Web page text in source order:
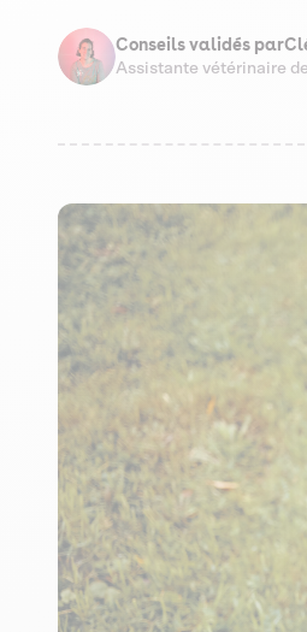
Conseils validés par
Assistante vétérinaire